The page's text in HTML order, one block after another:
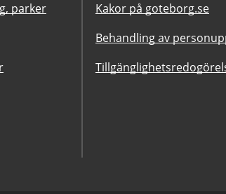
parker
Kakor på goteborg.se
Behandling av